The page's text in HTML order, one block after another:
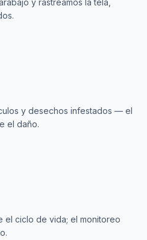
y rastreamos la tela,
y desechos infestados — el
el daño.
el ciclo de vida; el monitoreo